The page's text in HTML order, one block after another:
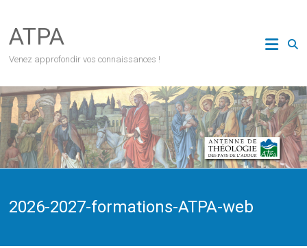
content
ATPA
Venez approfondir vos connaissances !
2026-2027-formations-ATPA-web